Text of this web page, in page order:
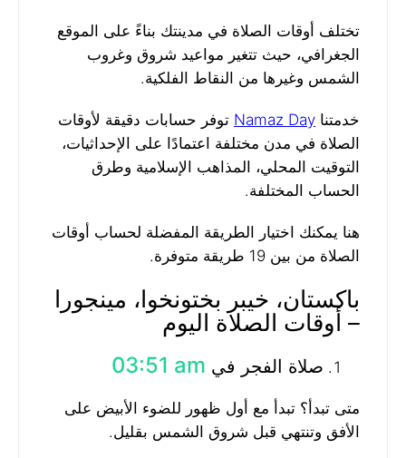
تختلف أوقات الصلاة في مدينتك بناءً على الموقع
الجغرافي، حيث تتغير مواعيد شروق وغروب
الشمس وغيرها من النقاط الفلكية.
خدمتنا Namaz Day توفر حسابات دقيقة لأوقات
الصلاة في مدن مختلفة اعتمادًا على الإحداثيات،
التوقيت المحلي، المذاهب الإسلامية وطرق
الحساب المختلفة.
هنا يمكنك اختيار الطريقة المفضلة لحساب أوقات
الصلاة من بين 19 طريقة متوفرة.
باكستان، خيبر بختونخوا، مينجورا
– أوقات الصلاة اليوم
صلاة الفجر في 03:51 am
متى تبدأ؟ تبدأ مع أول ظهور للضوء الأبيض على
الأفق وتنتهي قبل شروق الشمس بقليل.